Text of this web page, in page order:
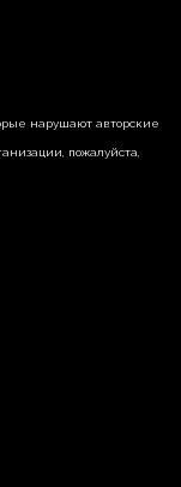
нарушают авторские
пожалуйста,